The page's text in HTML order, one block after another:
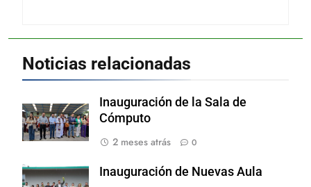
Noticias relacionadas
Inauguración de la Sala de
Cómputo
2 meses atrás
0
Inauguración de Nuevas Aula